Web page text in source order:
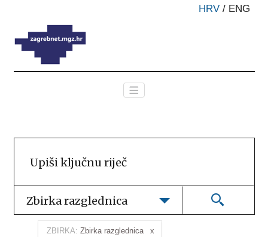
HRV / ENG
Zbirka razglednica
ZBIRKA: Zbirka razglednica